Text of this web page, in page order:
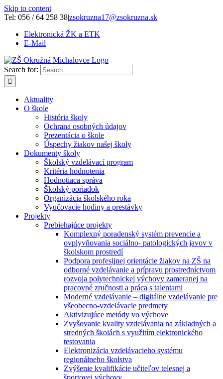
Skip to content
Tel: 056 / 64 258 38|zsokruzna17@zsokruzna.sk
Elektronická ŽK a ETK
E-Mail
Search for:
Aktuality
O škole
História školy
Ochrana osobných údajov
Prezentácia o škole
Úspechy žiakov našej školy
Dokumenty školy
Školský vzdelávací program
Kritéria hodnotenia
Hodnotiaca správa
Školský poriadok
Organizácia školského roka
Vyučovacie hodiny a prestávky
Projekty
Prebiehajúce projekty
Komplexný poradenský systém prevencie a
ovplyvňovania sociálno- patologických javov v
školskom prostredí
Podpora profesijnej orientácie žiakov na ZŠ na
odborné vzdelávanie a prípravu prostredníctvom
rozvoja polytechnickej výchovy zameranej na
pracovné zručnosti a práca s talentami
Moderné vzdelávanie – digitálne vzdelávanie pre
všeobecno-vzdelávacie predmety
Aktivizujúce metódy vo výchove
Zvyšovanie kvality vzdelávania na základných a
stredných školách s využitím elektronického
testovania
Elektronizácia vzdelávacieho systému
regionálneho školstva
Zvýšenie kvalifikácie učiteľov telesnej a
športovej výchovy